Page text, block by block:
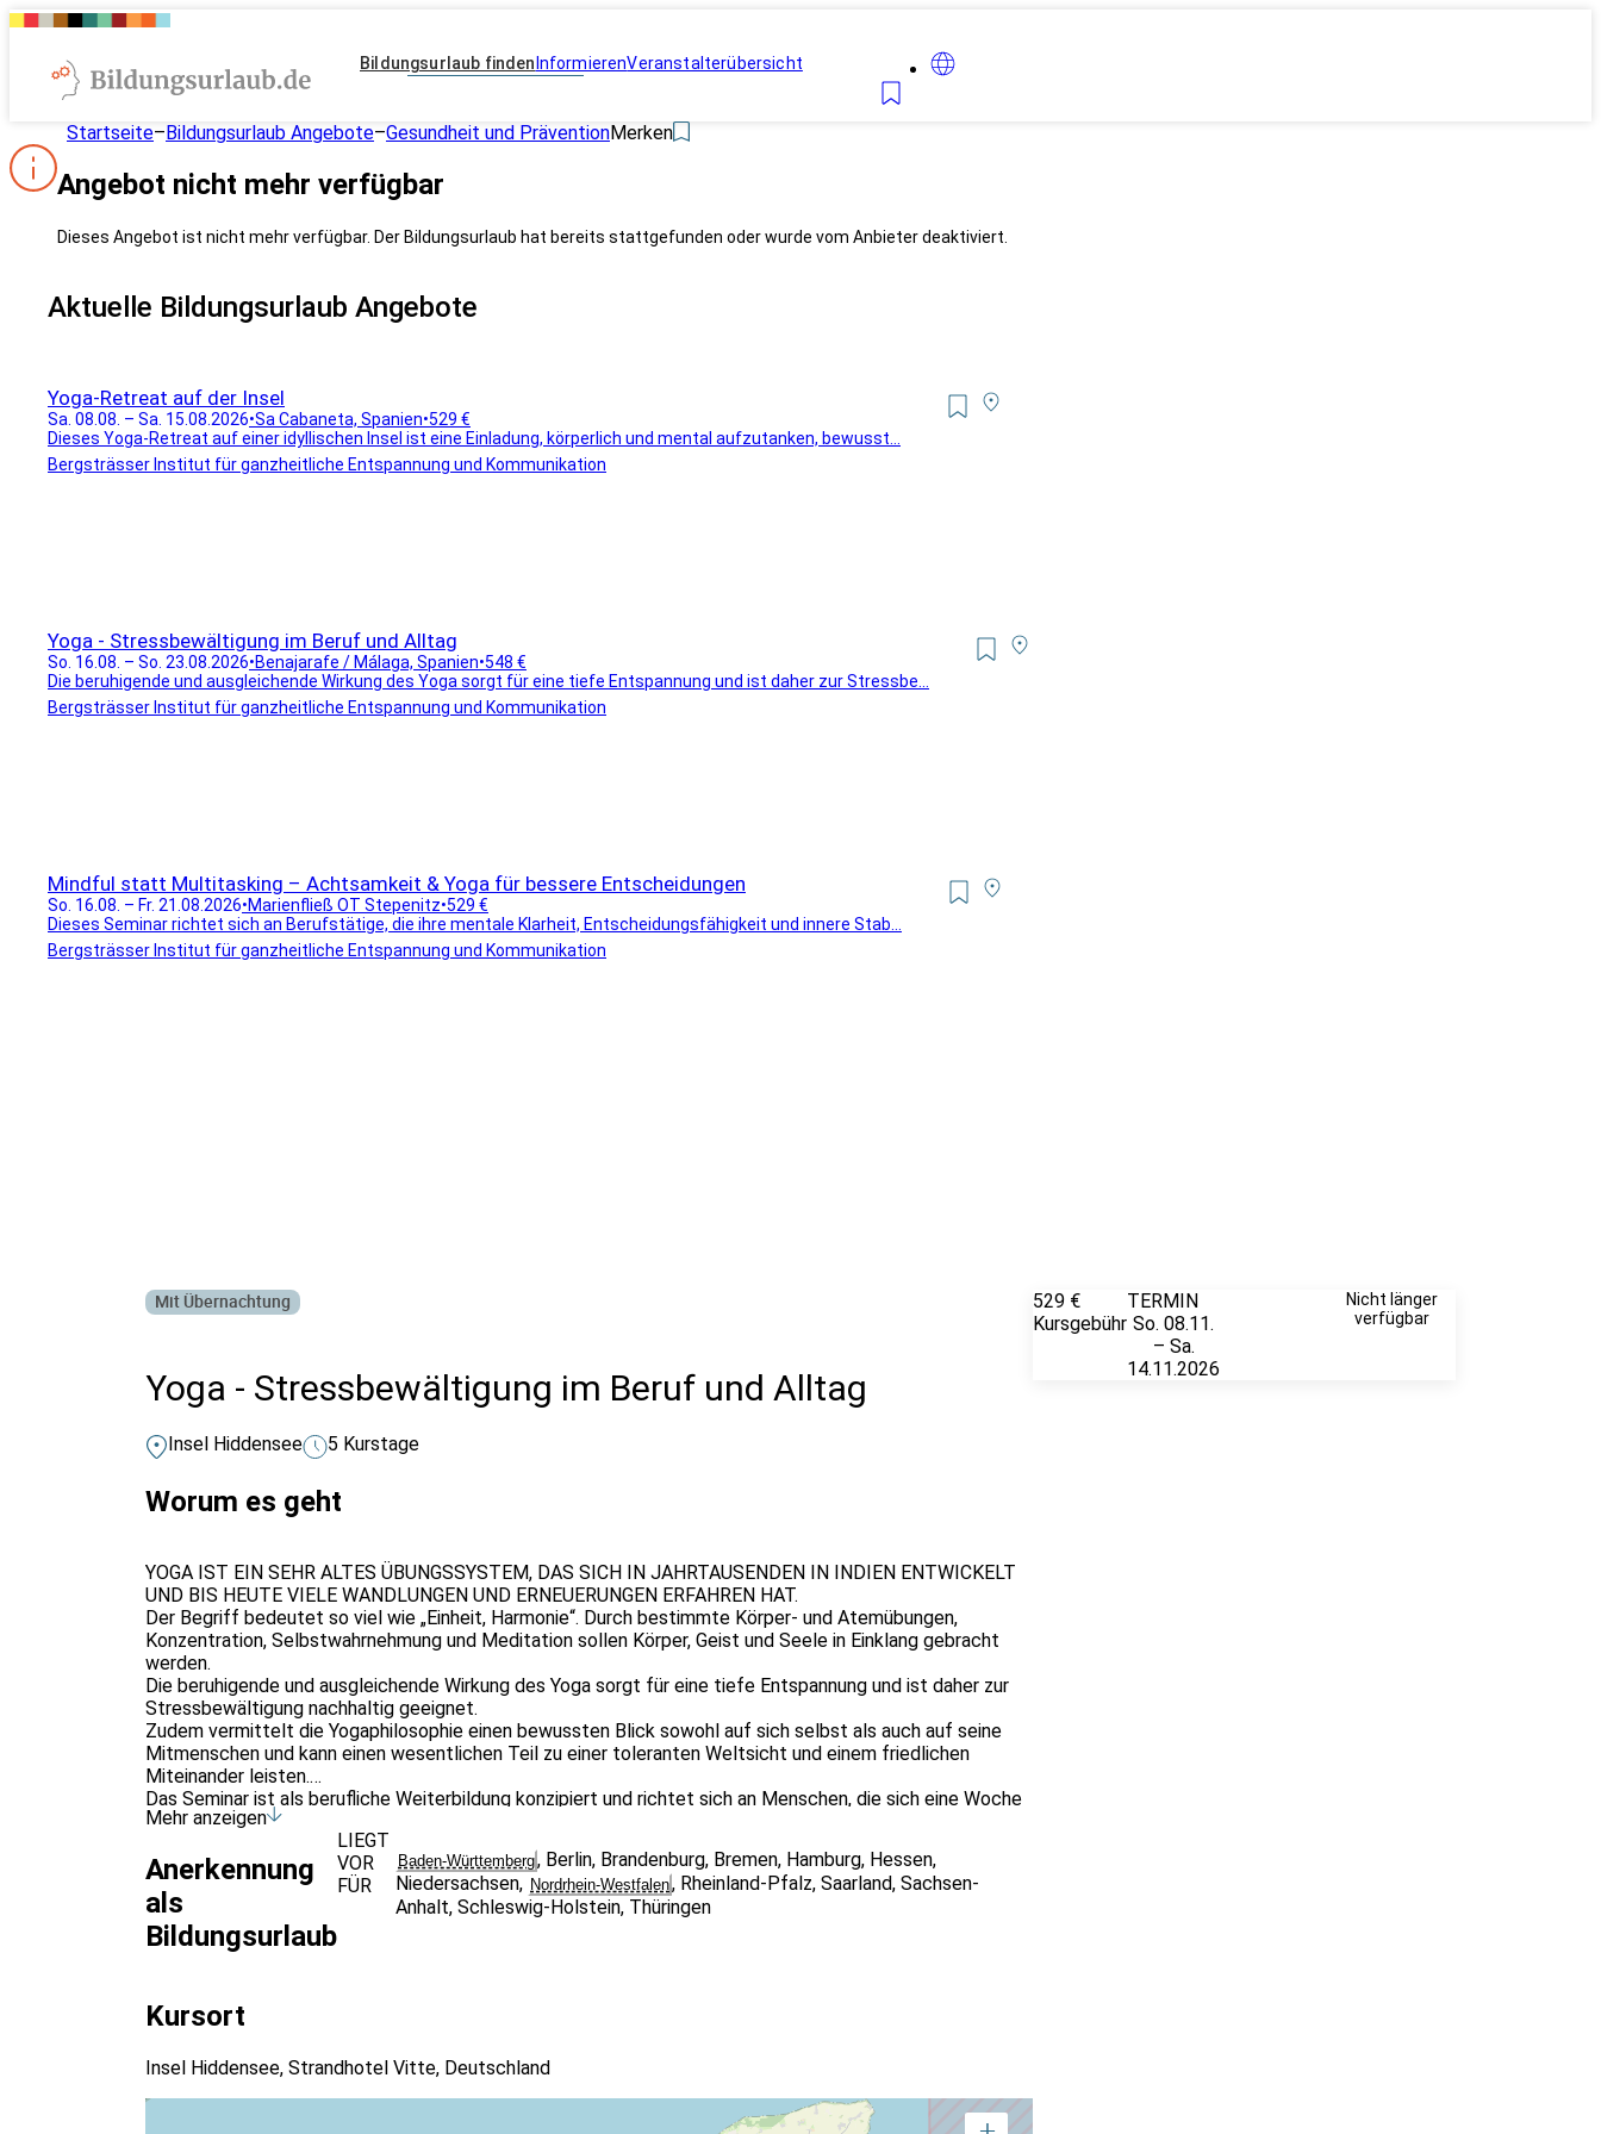
Bildungsurlaub finden InformierenVeranstalterübersicht
Startseite–Bildungsurlaub Angebote–Gesundheit und PräventionMerken
Angebot nicht mehr verfügbar
Dieses Angebot ist nicht mehr verfügbar. Der Bildungsurlaub hat bereits stattgefunden oder wurde vom Anbieter deaktiviert.
Aktuelle Bildungsurlaub Angebote
Yoga-Retreat auf der Insel
Sa. 08.08. – Sa. 15.08.2026•Sa Cabaneta, Spanien•529 €
Dieses Yoga-Retreat auf einer idyllischen Insel ist eine Einladung, körperlich und mental aufzutanken, bewusst...
Bergsträsser Institut für ganzheitliche Entspannung und Kommunikation
Yoga - Stressbewältigung im Beruf und Alltag
So. 16.08. – So. 23.08.2026•Benajarafe / Málaga, Spanien•548 €
Die beruhigende und ausgleichende Wirkung des Yoga sorgt für eine tiefe Entspannung und ist daher zur Stressbe...
Bergsträsser Institut für ganzheitliche Entspannung und Kommunikation
Mindful statt Multitasking – Achtsamkeit & Yoga für bessere Entscheidungen
So. 16.08. – Fr. 21.08.2026•Marienfließ OT Stepenitz•529 €
Dieses Seminar richtet sich an Berufstätige, die ihre mentale Klarheit, Entscheidungsfähigkeit und innere Stab...
Bergsträsser Institut für ganzheitliche Entspannung und Kommunikation
Mit Übernachtung
Yoga - Stressbewältigung im Beruf und Alltag
Insel Hiddensee 5 Kurstage
Worum es geht
YOGA IST EIN SEHR ALTES ÜBUNGSSYSTEM, DAS SICH IN JAHRTAUSENDEN IN INDIEN ENTWICKELT
UND BIS HEUTE VIELE WANDLUNGEN UND ERNEUERUNGEN ERFAHREN HAT.
Der Begriff bedeutet so viel wie „Einheit, Harmonie“. Durch bestimmte Körper- und Atemübungen,
Konzentration, Selbstwahrnehmung und Meditation sollen Körper, Geist und Seele in Einklang gebracht
werden.
Die beruhigende und ausgleichende Wirkung des Yoga sorgt für eine tiefe Entspannung und ist daher zur
Stressbewältigung nachhaltig geeignet.
Zudem vermittelt die Yogaphilosophie einen bewussten Blick sowohl auf sich selbst als auch auf seine
Mitmenschen und kann einen wesentlichen Teil zu einer toleranten Weltsicht und einem friedlichen
Miteinander leisten.
Das Seminar ist als berufliche Weiterbildung konzipiert und richtet sich an Menschen, die sich eine Woche
aus dem oftmals stressigen Berufs- und Familienalltag zurückziehen wollen und in der ruhigen Umgebung
unserer Seminarhäuser Methoden erlernen möchten, wie sie im Berufsalltag und am Arbeitplatz mit Yoga
Übungen besser mit Stress umgehen können.
Sie werden Techniken und Fähigkeiten erlernen, die auch im alltäglichen Leben kurz- wie auch langfristig
der Stressbewältigung dienen. Denn Yoga ist nach wissenschaftlichen Studien eine hervorragende
Entspannungstechnik zur Stressbewältigung: Die Muskulatur kann sich durch die speziellen Übungen
entspannen und dadurch kann auch Schmerz gelindert werden.
konzentrieren möchten und Impulse für das Arbeitsleben mitnehmen wollen.
Da Sie in diesem Seminar die Grundlagen des Yoga erlernen, dient dieser Bildungsurlaub gleichzeitig als
Körperliche Grundfitness ( keine erheblichen Einschränkungen des Bewegungsapperats)
Mehr anzeigen
Anerkennung
als
Bildungsurlaub
LIEGT
VOR
FÜR
Baden-Württemberg, Berlin, Brandenburg, Bremen, Hamburg, Hessen,
Niedersachsen, Nordrhein-Westfalen, Rheinland-Pfalz,Saarland,Sachsen-
Anhalt,Schleswig-Holstein, Thüringen
Kursort
Insel Hiddensee, Strandhotel Vitte, Deutschland
529 €
Kursgebühr
TERMIN
So. 08.11.
– Sa.
14.11.2026
Nicht länger
verfügbar